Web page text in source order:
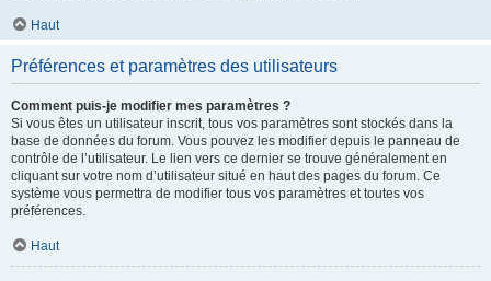
Haut
Préférences et paramètres des utilisateurs
Comment puis-je modifier mes paramètres ?
Si vous êtes un utilisateur inscrit, tous vos paramètres sont stockés dans la
base de données du forum. Vous pouvez les modifier depuis le panneau de
contrôle de l’utilisateur. Le lien vers ce dernier se trouve généralement en
cliquant sur votre nom d’utilisateur situé en haut des pages du forum. Ce
système vous permettra de modifier tous vos paramètres et toutes vos
préférences.
Haut